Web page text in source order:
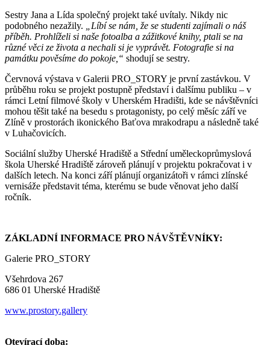
Sestry Jana a Lída společný projekt také uvítaly. Nikdy nic
podobného nezažily.
„Líbí se nám, že se studenti zajímali o náš
příběh. Prohlíželi si naše fotoalba a zážitkové knihy, ptali se na
různé věci ze života a nechali si je vyprávět. Fotografie si na
památku pověsíme do pokoje,“ shodují se sestry.
Červnová výstava v Galerii PRO_STORY je první zastávkou. V
průběhu roku se projekt postupně představí i dalšímu publiku – v
rámci Letní filmové školy v Uherském Hradišti, kde se návštěvníci
mohou těšit také na besedu s protagonisty, po celý měsíc září ve
Zlíně v prostorách ikonického Baťova mrakodrapu a následně také
v Luhačovicích.
Sociální služby Uherské Hradiště a Střední uměleckoprůmyslová
škola Uherské Hradiště zároveň plánují v projektu pokračovat i v
dalších letech. Na konci září plánují organizátoři v rámci zlínské
vernisáže představit téma, kterému se bude věnovat jeho další
ročník.
ZÁKLADNÍ INFORMACE PRO NÁVŠTĚVNÍKY:
Galerie PRO_STORY
Všehrdova 267
686 01 Uherské Hradiště
www.prostory.gallery
Otevírací doba: